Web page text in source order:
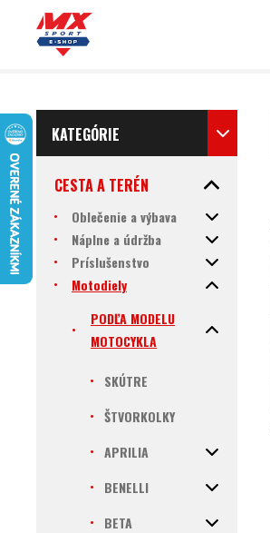
KATEGÓRIE
CESTA A TERÉN
Oblečenie a výbava
Náplne a údržba
Príslušenstvo
Motodiely
PODĽA MODELU
MOTOCYKLA
SKÚTRE
ŠTVORKOLKY
APRILIA
BENELLI
BETA